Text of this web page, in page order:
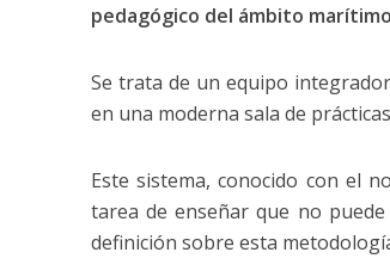
pedagógico del ámbito
Se trata de un equipo
en una moderna sala de
Este sistema, conocido con el
tarea de enseñar que no
definición sobre esta